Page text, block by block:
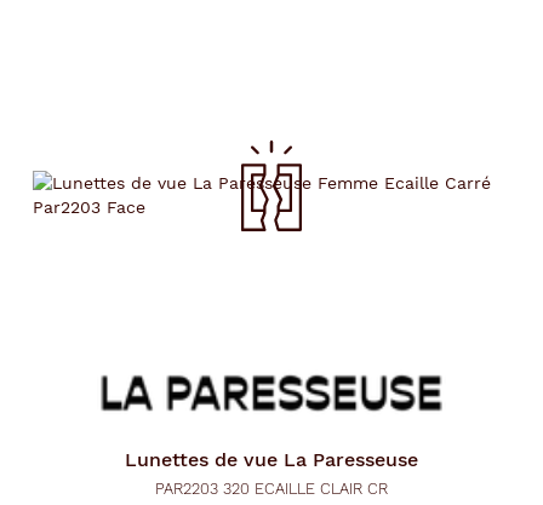
Lunettes de vue La Paresseuse
PAR2203 320 ECAILLE CLAIR CR